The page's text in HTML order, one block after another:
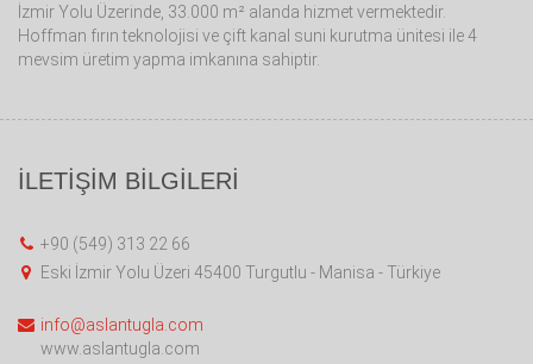
İzmir Yolu Üzerinde, 33.000 m² alanda hizmet vermektedir.
Hoffman fırın teknolojisi ve çift kanal suni kurutma ünitesi ile 4
mevsim üretim yapma imkanına sahiptir.
İLETİŞİM BİLGİLERİ
+90 (549) 313 22 66
Eski İzmir Yolu Üzeri 45400 Turgutlu - Manisa - Türkiye
info@aslantugla.com
www.aslantugla.com